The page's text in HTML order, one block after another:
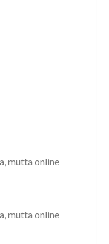
mutta online
mutta online